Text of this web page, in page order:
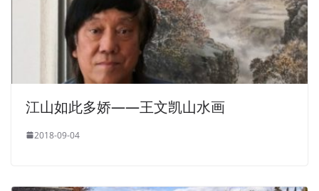
江山如此多娇——王文凯山水画
2018-09-04